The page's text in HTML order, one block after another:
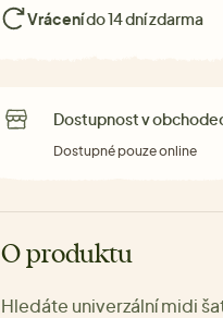
Vrácenído 14 dní zdarma
Dostupnost v
Dostupné pouze online
O produktu
Hledáte univerzální midi